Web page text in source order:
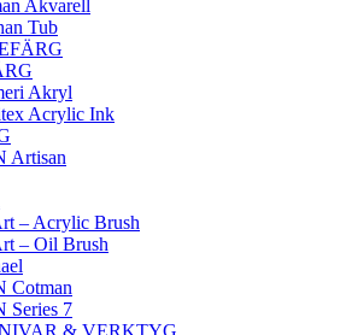
Akvarell
Tub
Akryl
Acrylic Ink
Artisan
– Acrylic Brush
– Oil Brush
Cotman
Series 7
& VERKTYG